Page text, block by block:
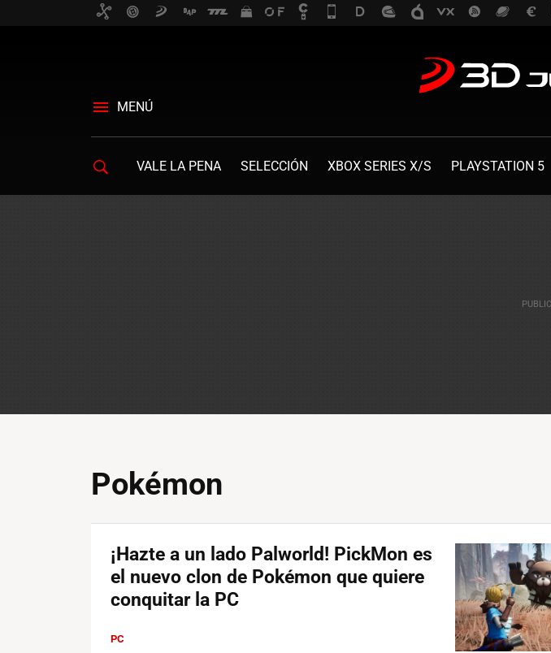
MENÚ
VALE LA PENA SELECCIÓN XBOX SERIES X/S PLAYSTATION 5
Pokémon
¡Hazte a un lado Palworld! PickMon es
el nuevo clon de Pokémon que quiere
conquitar la PC
PC